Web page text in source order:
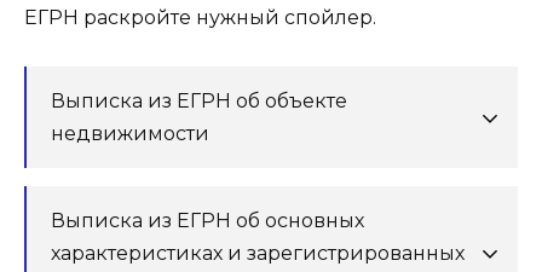
ЕГРН раскройте нужный спойлер.
Выписка из ЕГРН об объекте
недвижимости
Выписка из ЕГРН об основных
характеристиках и зарегистрированных